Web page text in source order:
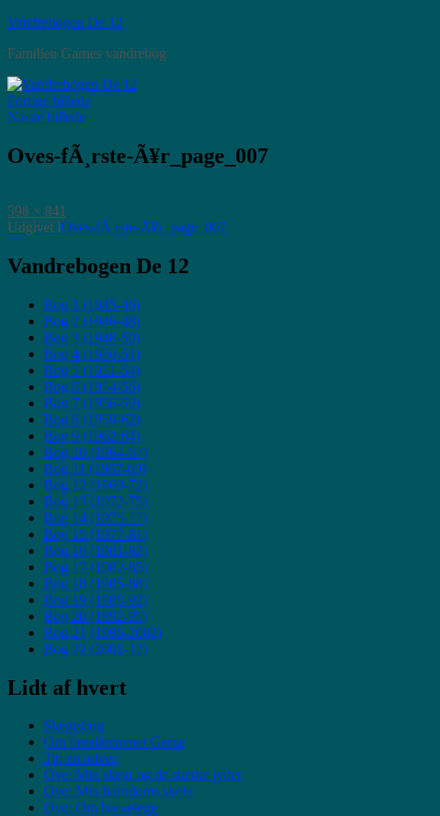
Videre
indhold
Vandrebogen De 12
Familien Garnes vandrebog
Forrige billede
Næste billede
Oves-fÃ¸rste-Ã¥r_page_007
Faktisk
størrelse
598 × 841
Indlægsnavigation
Udgivet iOves-fÃ¸rste-Ã¥r_page_007
Vandrebogen De 12
Bog 1 (1945-46)
Bog 2 (1946-48)
Bog 3 (1948-50)
Bog 4 (1950-51)
Bog 5 (1951-54)
Bog 6 (1954-56)
Bog 7 (1956-59)
Bog 8 (1959-62)
Bog 9 (1962-64)
Bog 10 (1964-67)
Bog 11 (1967-69)
Bog 12 (1969-72)
Bog 13 (1972-75)
Bog 14 (1975-77)
Bog 15 (1977-81)
Bog 16 (1981-82)
Bog 17 (1982-85)
Bog 18 (1985-88)
Bog 19 (1988-92)
Bog 20 (1992-95)
Bog 21 (1996-2002)
Bog 22 (2002-12)
Lidt af hvert
Slægtsbog
Om familienavnet Garne
Tip en tolver
Ove: Min slægt og de stærke jyder
Ove: Min barndoms skole
Ove: Om børnelege